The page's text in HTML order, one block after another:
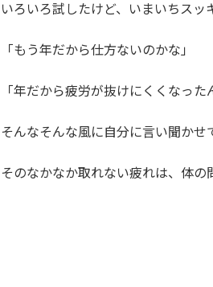
いろいろ試したけど、いまいちスッ
「もう年だから仕方ないのかな」
「年だから疲労が抜けにくくなった
そんなそんな風に自分に言い聞かせ
そのなかなか取れない疲れは、体の